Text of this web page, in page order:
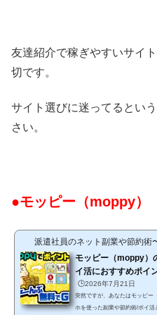
友達紹介で稼ぎやすいサイ
切です。
サイト選びに迷ってるとい
さい。
●モッピー（moppy）
派遣社員のネット副業や節約術
モッピー（moppy）
イ活におすすめポイ
🕒️2026年7月21日
突然ですが、あなたはモッピー
ホを使った副業や節約術/ポイ活